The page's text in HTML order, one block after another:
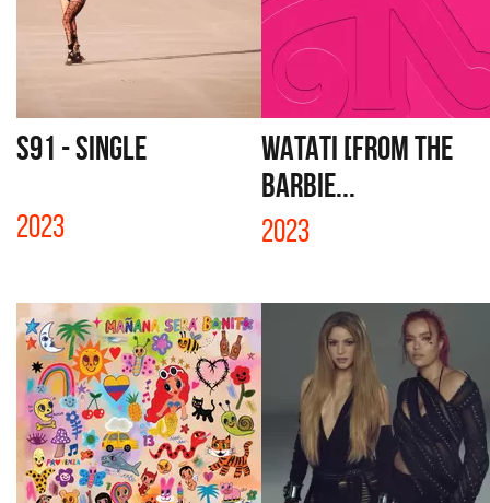
S91 - SINGLE
2023
WATATI [FROM THE
BARBIE...
2023